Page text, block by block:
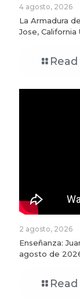
4 agosto, 2026
La Armadura
Jose, California
2 agosto, 2026
Enseñanza:
agosto de